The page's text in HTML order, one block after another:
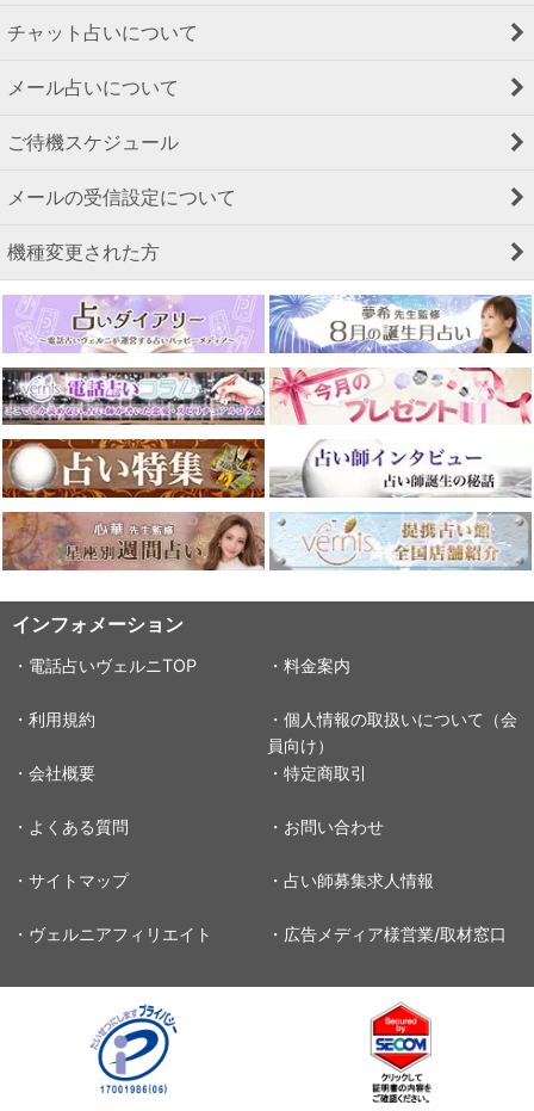
チャット占いについて
メール占いについて
ご待機スケジュール
メールの受信設定について
機種変更された方
インフォメーション
・電話占いヴェルニTOP ・料金案内
・利用規約
・個人情報の取扱いについて（会
員向け）
・会社概要
・特定商取引
・よくある質問 ・お問い合わせ
・サイトマップ ・占い師募集求人情報
・ヴェルニアフィリエイト ・広告メディア様営業/取材窓口